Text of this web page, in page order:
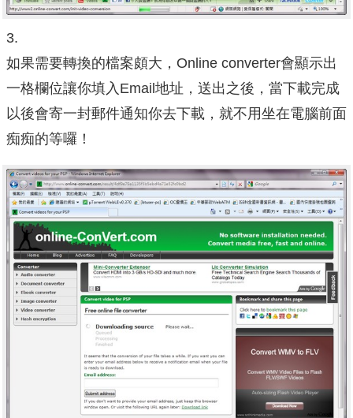
3.
如果需要轉換的檔案頗大，Online converter會顯示出
一格欄位讓你填入Email地址，送出之後，當下載完成
以後會寄一封郵件通知你去下載，就不用坐在電腦前面
痴痴的等囉！